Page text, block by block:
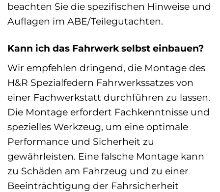
beachten Sie die spezifischen Hinweise und
Auflagen im ABE/Teilegutachten.
Kann ich das Fahrwerk selbst einbauen?
Wir empfehlen dringend, die Montage des
H&R Spezialfedern Fahrwerkssatzes von
einer Fachwerkstatt durchführen zu lassen.
Die Montage erfordert Fachkenntnisse und
spezielles Werkzeug, um eine optimale
Performance und Sicherheit zu
gewährleisten. Eine falsche Montage kann
zu Schäden am Fahrzeug und zu einer
Beeinträchtigung der Fahrsicherheit